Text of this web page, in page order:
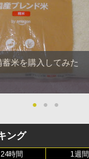
米を購入してみた
● ● ●
ング
24時間 1週間